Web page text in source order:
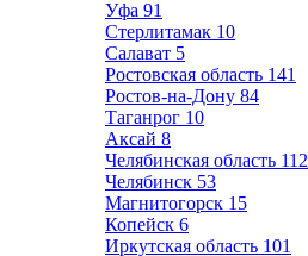
Уфа 91
Стерлитамак 10
Салават 5
Ростовская область 141
Ростов-на-Дону 84
Таганрог 10
Аксай 8
Челябинская область 112
Челябинск 53
Магнитогорск 15
Копейск 6
Иркутская область 101